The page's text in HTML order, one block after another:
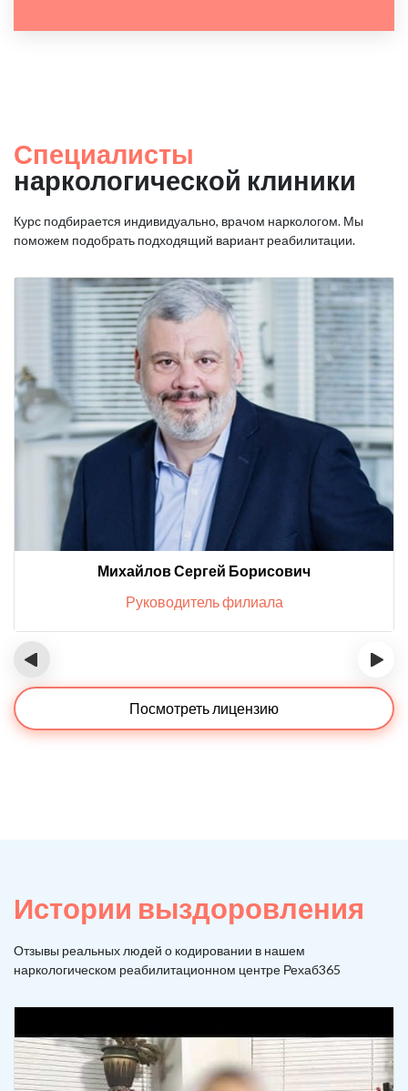
Специалисты
наркологической клиники
Курс подбирается индивидуально, врачом наркологом. Мы
поможем подобрать подходящий вариант реабилитации.
Михайлов Сергей Борисович
Руководитель филиала
‹ ›
Посмотреть лицензию
Истории выздоровления
Отзывы реальных людей о кодировании в нашем
наркологическом реабилитационном центре Рехаб365